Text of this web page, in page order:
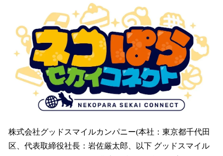
読
み
込
中
株式会社グッドスマイルカンパニー(本社：東京都千代田
区、代表取締役社長：岩佐厳太郎、以下 グッドスマイル